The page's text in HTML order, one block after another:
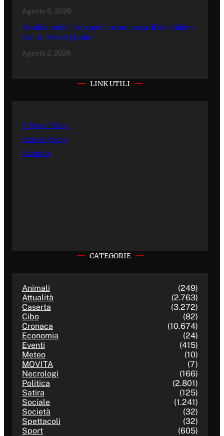
Agosto 6, 2026
Maddaloni in lutto per la scomparsa di Maddalena
Santo: aveva 53 anni
Agosto 2, 2026
LINK UTILI
Privacy Policy
Cookie Policy
Contatti
CATEGORIE
Animali
(249)
Attualità
(2.763)
Caserta
(3.272)
Cibo
(82)
Cronaca
(10.674)
Economia
(24)
Eventi
(415)
Meteo
(10)
MOVITA
(7)
Necrologi
(166)
Politica
(2.801)
Satira
(125)
Sociale
(1.241)
Società
(32)
Spettacoli
(32)
Sport
(605)